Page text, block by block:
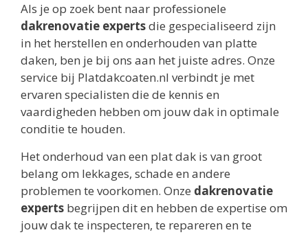
Als je op zoek bent naar professionele
dakrenovatie expertsdie gespecialiseerd zijn
in het herstellen en onderhouden van platte
daken, ben je bij ons aan het juiste adres. Onze
service bij Platdakcoaten.nl verbindt je met
ervaren specialisten die de kennis en
vaardigheden hebben om jouw dak in optimale
conditie te houden.
Het onderhoud van een plat dak is van groot
belang om lekkages, schade en andere
problemen te voorkomen. Onze dakrenovatie
experts begrijpen dit en hebben de expertise om
jouw dak te inspecteren, te repareren en te